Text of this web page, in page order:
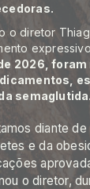
o diretor
2026,
semaglutida.
diante
e da
o diretor,